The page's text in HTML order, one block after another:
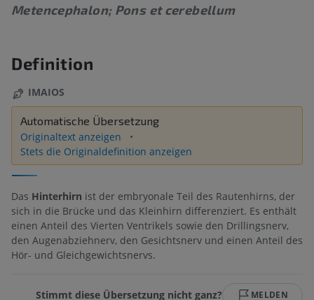
Metencephalon; Pons et cerebellum
Definition
IMAIOS
Automatische Übersetzung
Originaltext anzeigen
Stets die Originaldefinition anzeigen
Das Hinterhirn ist der embryonale Teil des Rautenhirns, der
sich in die Brücke und das Kleinhirn differenziert. Es enthält
einen Anteil des Vierten Ventrikels sowie den Drillingsnerv,
den Augenabziehnerv, den Gesichtsnerv und einen Anteil des
Hör- und Gleichgewichtsnervs.
Stimmt diese Übersetzung nicht ganz? MELDEN